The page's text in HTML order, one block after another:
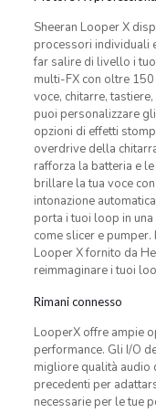
Sheeran Looper X
processori individuali
far salire di livello i
multi-FX con oltre
voce, chitarre,
puoi personalizzare
opzioni di effetti
overdrive della
rafforza la batteria e
brillare la tua voce
intonazione
porta i tuoi loop in
come slicer e
Looper X fornito da
reimmaginare i tuoi
Rimani connesso
LooperX offre ampie
performance. Gli I/O
migliore qualità audio
precedenti per
necessarie per le tue